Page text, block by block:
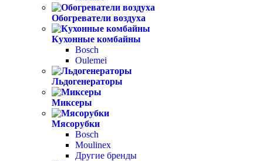
Обогреватели воздуха
Кухонные комбайны
Bosch
Oulemei
Льдогенераторы
Миксеры
Мясорубки
Bosch
Moulinex
Другие бренды